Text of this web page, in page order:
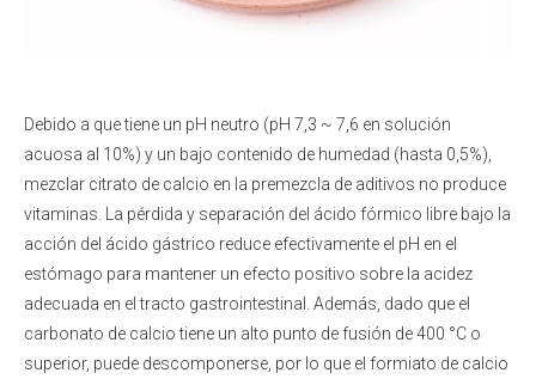
Debido a que tiene un pH neutro (pH 7,3 ~ 7,6 en solución
acuosa al 10%) y un bajo contenido de humedad (hasta 0,5%),
mezclar citrato de calcio en la premezcla de aditivos no produce
vitaminas. La pérdida y separación del ácido fórmico libre bajo la
acción del ácido gástrico reduce efectivamente el pH en el
estómago para mantener un efecto positivo sobre la acidez
adecuada en el tracto gastrointestinal. Además, dado que el
carbonato de calcio tiene un alto punto de fusión de 400 °C o
superior, puede descomponerse, por lo que el formiato de calcio